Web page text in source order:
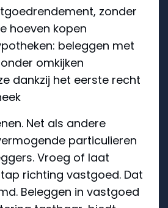
zonder
hoeven kopen
beleggen met
omkijken
dankzij het eerste recht
Net als andere
particulieren
Vroeg of laat
richting vastgoed. Dat
Beleggen in vastgoed